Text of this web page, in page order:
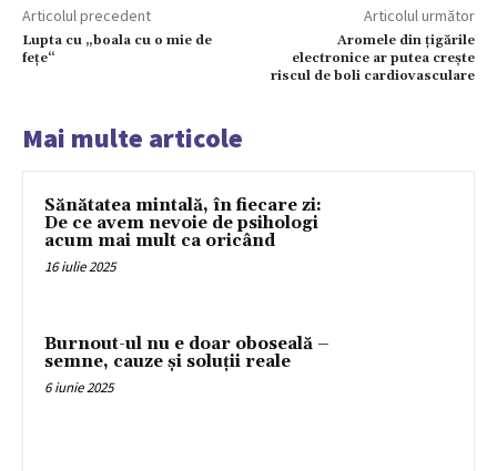
Articolul precedent
Lupta cu „boala cu o mie de
fețe“
Articolul următor
Aromele din țigările
electronice ar putea crește
riscul de boli cardiovasculare
Mai multe articole
Sănătatea mintală, în fiecare zi:
De ce avem nevoie de psihologi
acum mai mult ca oricând
16 iulie 2025
Burnout-ul nu e doar oboseală –
semne, cauze și soluții reale
6 iunie 2025